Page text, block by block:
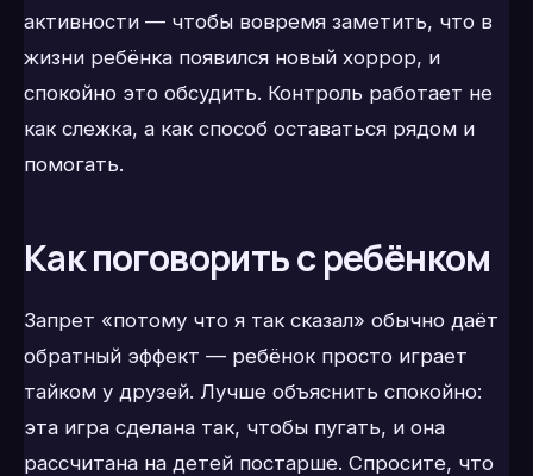
активности — чтобы вовремя заметить, что в
жизни ребёнка появился новый хоррор, и
спокойно это обсудить. Контроль работает не
как слежка, а как способ оставаться рядом и
помогать.
Как поговорить с ребёнком
Запрет «потому что я так сказал» обычно даёт
обратный эффект — ребёнок просто играет
тайком у друзей. Лучше объяснить спокойно:
эта игра сделана так, чтобы пугать, и она
рассчитана на детей постарше. Спросите, что